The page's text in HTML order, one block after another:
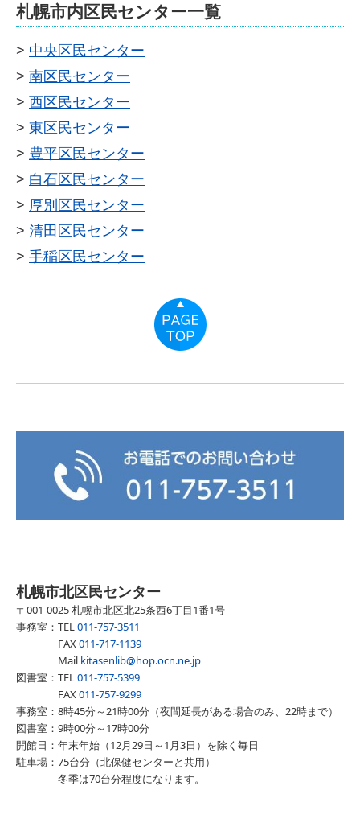
2022年
2020年
札幌市内区民センター一覧
> 中央区民センター
> 南区民センター
> 西区民センター
> 東区民センター
> 豊平区民センター
> 白石区民センター
> 厚別区民センター
> 清田区民センター
> 手稲区民センター
札幌市北区民センター
〒001-0025 札幌市北区北25条西6丁目1番1号
事務室：TEL011-757-3511
FAX011-717-1139
Mail kitasenlib@hop.ocn.ne.jp
図書室：TEL011-757-5399
FAX011-757-9299
事務室：8時45分～21時00分（夜間延長がある場合のみ、22時まで）
図書室：9時00分～17時00分
開館日 ： 年末年始（12月29日～1月3日）を除く毎日
駐車場：75台分（北保健センターと共用）
冬季は70台分程度になります。